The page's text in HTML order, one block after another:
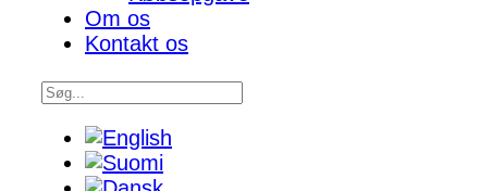
Om os
Kontakt os